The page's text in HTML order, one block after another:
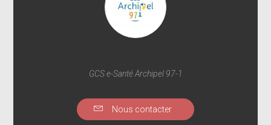
GCS e-Santé Archipel 97-1
Nous contacter